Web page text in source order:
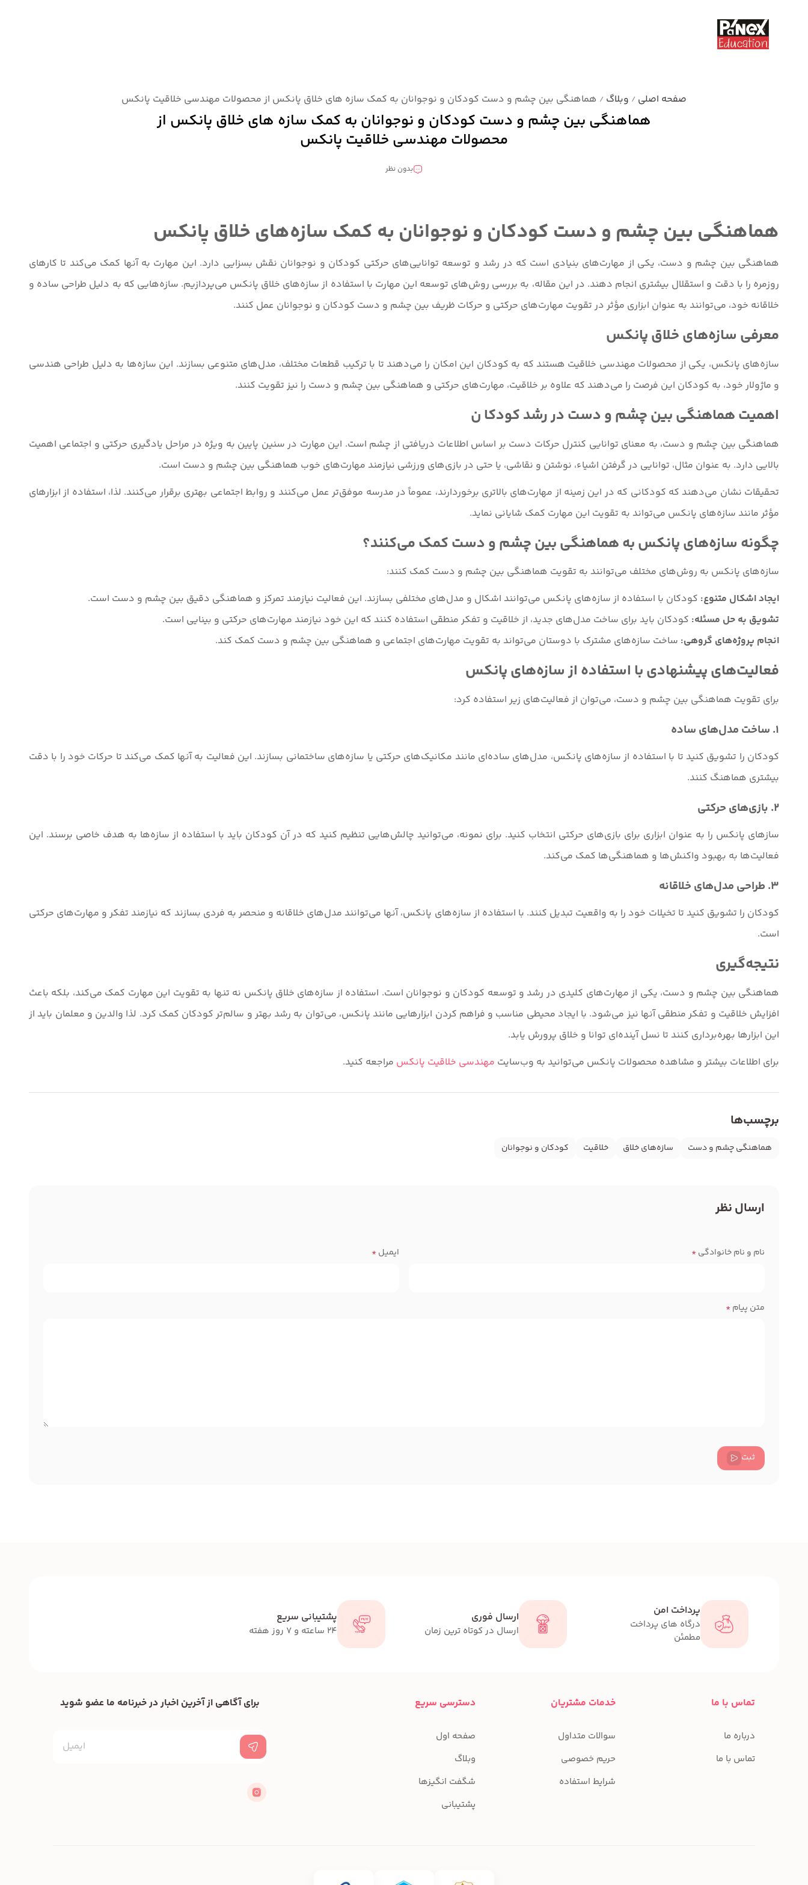
صفحه اصلی / وبلاگ / هماهنگی بین چشم و دست کودکان و نوجوانان به کمک سازه های خلاق پانکس از محصولات مهندسی خلاقیت پانکس
هماهنگی بین چشم و دست کودکان و نوجوانان به کمک سازه های خلاق پانکس از
محصولات مهندسی خلاقیت پانکس
بدون نظر
هماهنگی بین چشم و دست کودکان و نوجوانان به کمک سازه‌های خلاق پانکس
هماهنگی بین چشم و دست، یکی از مهارت‌های بنیادی است که در رشد و توسعه توانایی‌های حرکتی کودکان و نوجوانان نقش بسزایی دارد. این مهارت به آنها کمک می‌کند تا کارهای
روزمره را با دقت و استقلال بیشتری انجام دهند. در این مقاله، به بررسی روش‌های توسعه این مهارت با استفاده از سازه‌های خلاق پانکس می‌پردازیم. سازه‌هایی که به دلیل طراحی ساده و
خلاقانه خود، می‌توانند به عنوان ابزاری مؤثر در تقویت مهارت‌های حرکتی و حرکات ظریف بین چشم و دست کودکان و نوجوانان عمل کنند.
معرفی سازه‌های خلاق پانکس
سازه‌های پانکس، یکی از محصولات مهندسی خلاقیت هستند که به کودکان این امکان را می‌دهند تا با ترکیب قطعات مختلف، مدل‌های متنوعی بسازند. این سازه‌ها به دلیل طراحی هندسی
و ماژولار خود، به کودکان این فرصت را می‌دهند که علاوه بر خلاقیت، مهارت‌های حرکتی و هماهنگی بین چشم و دست را نیز تقویت کنند.
اهمیت هماهنگی بین چشم و دست در رشد کودکا ن
هماهنگی بین چشم و دست، به معنای توانایی کنترل حرکات دست بر اساس اطلاعات دریافتی از چشم است. این مهارت در سنین پایین به ویژه در مراحل یادگیری حرکتی و اجتماعی اهمیت
بالایی دارد. به عنوان مثال، توانایی در گرفتن اشیاء، نوشتن و نقاشی، یا حتی در بازی‌های ورزشی نیازمند مهارت‌های خوب هماهنگی بین چشم و دست است.
تحقیقات نشان می‌دهند که کودکانی که در این زمینه از مهارت‌های بالاتری برخوردارند، عموماً در مدرسه موفق‌تر عمل می‌کنند و روابط اجتماعی بهتری برقرار می‌کنند. لذا، استفاده از ابزارهای
مؤثر مانند سازه‌های پانکس می‌تواند به تقویت این مهارت کمک شایانی نماید.
چگونه سازه‌های پانکس به هماهنگی بین چشم و دست کمک می‌کنند؟
سازه‌های پانکس به روش‌های مختلف می‌توانند به تقویت هماهنگی بین چشم و دست کمک کنند:
ایجاد اشکال متنوع: کودکان با استفاده از سازه‌های پانکس می‌توانند اشکال و مدل‌های مختلفی بسازند. این فعالیت نیازمند تمرکز و هماهنگی دقیق بین چشم و دست است.
تشویق به حل مسئله: کودکان باید برای ساخت مدل‌های جدید، از خلاقیت و تفکر منطقی استفاده کنند که این خود نیازمند مهارت‌های حرکتی و بینایی است.
انجام پروژه‌های گروهی: ساخت سازه‌های مشترک با دوستان می‌تواند به تقویت مهارت‌های اجتماعی و هماهنگی بین چشم و دست کمک کند.
فعالیت‌های پیشنهادی با استفاده از سازه‌های پانکس
برای تقویت هماهنگی بین چشم و دست، می‌توان از فعالیت‌های زیر استفاده کرد:
1. ساخت مدل‌های ساده
کودکان را تشویق کنید تا با استفاده از سازه‌های پانکس، مدل‌های ساده‌ای مانند مکانیک‌های حرکتی یا سازه‌های ساختمانی بسازند. این فعالیت به آنها کمک می‌کند تا حرکات خود را با دقت
بیشتری هماهنگ کنند.
2. بازی‌های حرکتی
سازهای پانکس را به عنوان ابزاری برای بازی‌های حرکتی انتخاب کنید. برای نمونه، می‌توانید چالش‌هایی تنظیم کنید که در آن کودکان باید با استفاده از سازه‌ها به هدف خاصی برسند. این
فعالیت‌ها به بهبود واکنش‌ها و هماهنگی‌ها کمک می‌کند.
3. طراحی مدل‌های خلاقانه
کودکان را تشویق کنید تا تخیلات خود را به واقعیت تبدیل کنند. با استفاده از سازه‌های پانکس، آنها می‌توانند مدل‌های خلاقانه و منحصر به فردی بسازند که نیازمند تفکر و مهارت‌های حرکتی
است.
نتیجه‌گیری
هماهنگی بین چشم و دست، یکی از مهارت‌های کلیدی در رشد و توسعه کودکان و نوجوانان است. استفاده از سازه‌های خلاق پانکس نه تنها به تقویت این مهارت کمک می‌کند، بلکه باعث
افزایش خلاقیت و تفکر منطقی آنها نیز می‌شود. با ایجاد محیطی مناسب و فراهم کردن ابزارهایی مانند پانکس، می‌توان به رشد بهتر و سالم‌تر کودکان کمک کرد. لذا والدین و معلمان باید از
این ابزارها بهره‌برداری کنند تا نسل آینده‌ای توانا و خلاق پرورش یابد.
برای اطلاعات بیشتر و مشاهده محصولات پانکس می‌توانید به وب‌سایت مهندسی خلاقیت پانکس مراجعه کنید.
برچسب‌ها
هماهنگی چشم و دست سازه‌های خلاق خلاقیت کودکان و نوجوانان
ارسال نظر
نام و نام خانوادگی* ایمیل*
متن پیام*
ثبت
پرداخت امن
درگاه های پرداخت
مطمئن
ارسال فوری
ارسال در کوتاه ترین زمان
پشتیبانی سریع
24 ساعته و 7 روز هفته
تماس با ما
درباره ما
تماس با ما
خدمات مشتریان
سوالات متداول
حریم خصوصی
شرایط استفاده
دسترسی سریع
صفحه اول
وبلاگ
شگفت انگیزها
پشتیبانی
برای آگاهی از آخرین اخبار در خبرنامه ما عضو شوید